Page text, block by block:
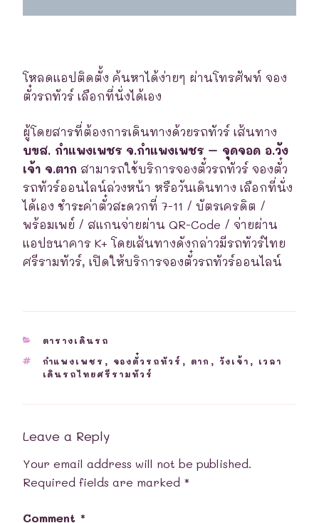
โหลดแอปติดตั้ง ค้นหาได้ง่ายๆ ผ่านโทรศัพท์ จอง
ตั๋วรถทัวร์ เลือกที่นั่งได้เอง
ผู้โดยสารที่ต้องการเดินทางด้วยรถทัวร์ เส้นทาง
บขส. กำแพงเพชร จ.กำแพงเพชร – จุดจอด อ.วัง
เจ้า จ.ตาก สามารถใช้บริการจองตั๋วรถทัวร์ จองตั๋ว
รถทัวร์ออนไลน์ล่วงหน้า หรือวันเดินทาง เลือกที่นั่ง
ได้เอง ชำระค่าตั๋วสะดวกที่ 7-11 / บัตรเครดิต /
พร้อมเพย์ / สแกนจ่ายผ่าน QR-Code / จ่ายผ่าน
แอปธนาคาร K+ โดยเส้นทางดังกล่าวมีรถทัวร์ไทย
ศรีรามทัวร์, เปิดให้บริการจองตั๋วรถทัวร์ออนไลน์
CATEGORIES
ตารางเดินรถ
TAGS
กำแพงเพชร , จองตั๋วรถทัวร์ , ตาก , วังเจ้า , เวลา
เดินรถไทยศรีรามทัวร์
Leave a Reply
Your email address will not be published.
Required fields are marked *
Comment *